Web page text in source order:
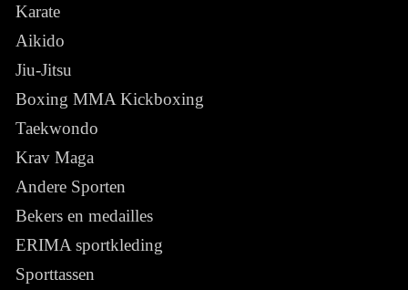
Karate
Aikido
Jiu-Jitsu
Boxing MMA Kickboxing
Taekwondo
Krav Maga
Andere Sporten
Bekers en medailles
ERIMA sportkleding
Sporttassen